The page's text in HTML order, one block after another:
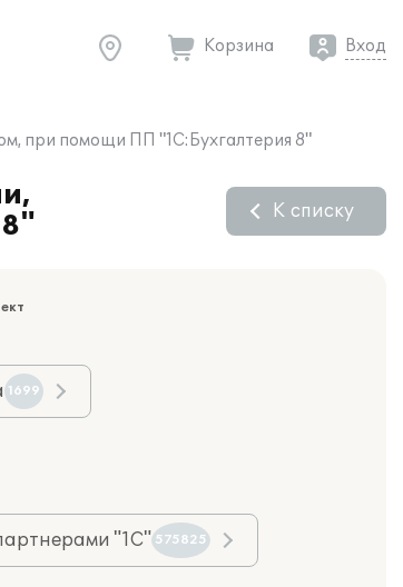
Корзина Вход
при помощи ПП "1С:Бухгалтерия 8"
К списку
1699
"1С" 575825